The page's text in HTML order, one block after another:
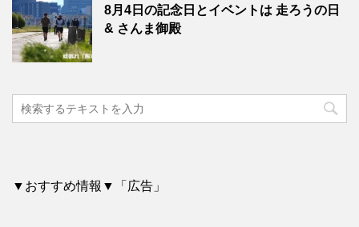
8月4日の記念日とイベントは 走ろうの日
& さんま御殿
▼おすすめ情報▼「広告」